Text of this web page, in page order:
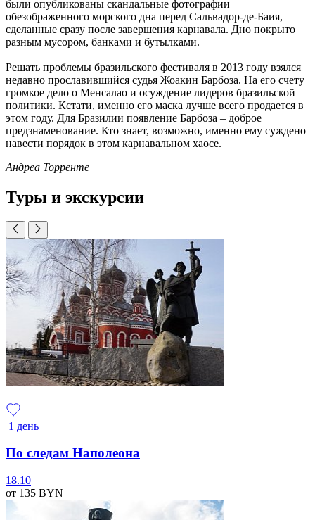
были опубликованы скандальные фотографии
обезображенного морского дна перед Сальвадор-де-Баия,
сделанные сразу после завершения карнавала. Дно покрыто
разным мусором, банками и бутылками.
Решать проблемы бразильского фестиваля в 2013 году взялся
недавно прославившийся судья Жоакин Барбоза. На его счету
громкое дело о Менсалао и осуждение лидеров бразильской
политики. Кстати, именно его маска лучше всего продается в
этом году. Для Бразилии появление Барбоза – доброе
предзнаменование. Кто знает, возможно, именно ему суждено
навести порядок в этом карнавальном хаосе.
Андреа Торренте
Туры и экскурсии
1 день
По следам Наполеона
18.10
от 135 BYN